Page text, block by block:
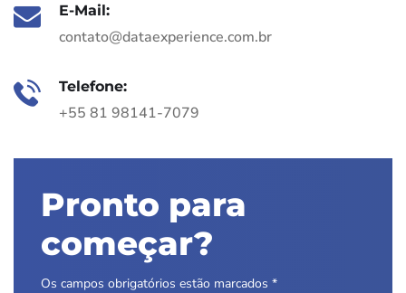
E-Mail:
contato@dataexperience.com.br
Telefone:
+55 81 98141-7079
Pronto para
começar?
Os campos obrigatórios estão marcados *